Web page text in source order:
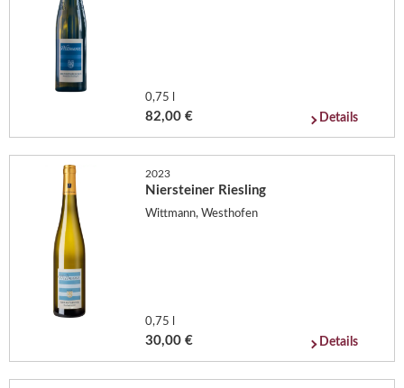
0,75 l
82,00 € Details
2023
Niersteiner Riesling
Wittmann, Westhofen
0,75 l
30,00 € Details